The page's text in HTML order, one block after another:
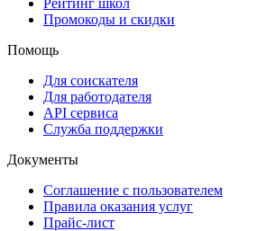
Промокоды и скидки
Помощь
Для соискателя
Для работодателя
API сервиса
Служба поддержки
Документы
Соглашение с пользователем
Правила оказания услуг
Прайс-лист